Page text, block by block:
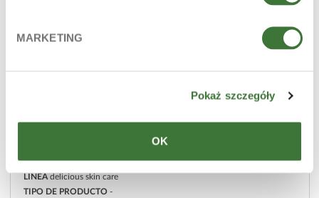
MARKETING
Pokaż szczegóły
OK
LÍNEA delicious skin care
TIPO DE PRODUCTO -